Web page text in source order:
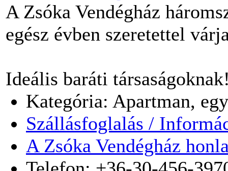
A Zsóka Vendégház
egész évben szeretettel
Ideális baráti
Kategória: Apartman,
Szállásfoglalás /
A Zsóka Vendégház